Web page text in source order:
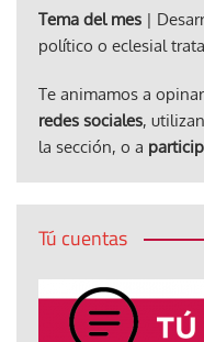
Tema del mes |
político o eclesial
Te animamos a
redes sociales,
la sección, o a
Tú cuentas